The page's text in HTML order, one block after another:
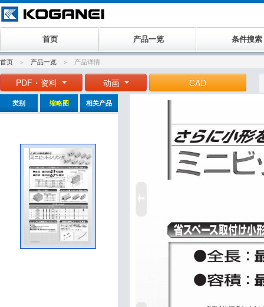
首页 产品一览 条件搜索
首页 产品一览 产品详情
PDF・资料 动画 CAD
类别 缩略图 相关产品